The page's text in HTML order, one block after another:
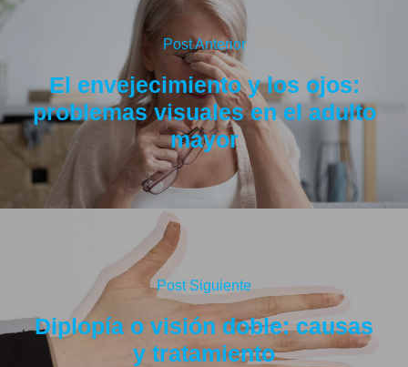
Post Anterior
El envejecimiento y los ojos:
problemas visuales en el adulto
mayor
Post Siguiente
Diplopía o visión doble: causas
y tratamiento